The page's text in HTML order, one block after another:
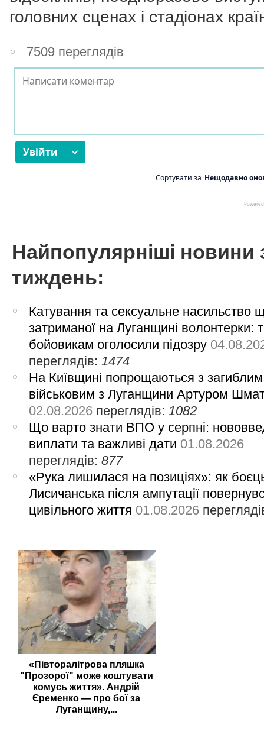
головних сценах і стадіонах
7509 переглядів
Найпопулярніші новини
тиждень:
Катування та сексуальне насильство
затриманої на Луганщині волонтерки:
бойовикам оголосили підозру
переглядів:1474
На Київщині попрощаються з загиблим
військовим з Луганщини Артуром
02.08.2026 переглядів:1082
Що варто знати ВПО у серпні:
виплати та важливі дати 01.08.2026
переглядів:877
«Рука лишилася на позиціях»: як
Лисичанська після ампутації
цивільного життя 01.08.2026
«Півторалітрова пляшка
"Прозорої" може коштувати
комусь життя». Андрій
Єременко — про бої за
Луганщину,...